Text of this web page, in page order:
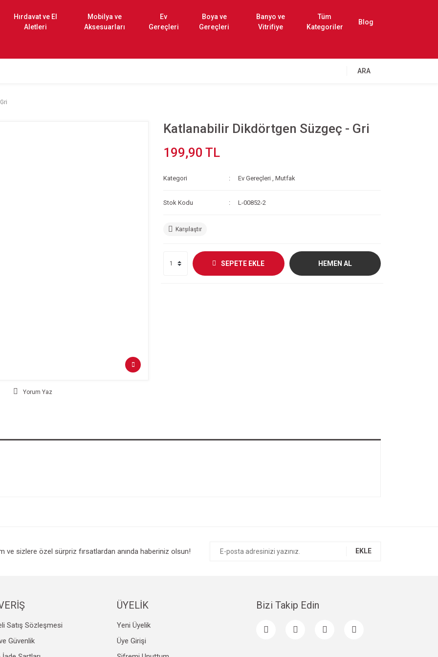
Hırdavat ve El
Aletleri
Mobilya ve
Aksesuarları
Ev
Gereçleri
Boya ve
Gereçleri
Banyo ve
Vitrifiye
Tüm
Kategoriler
Blog
ARA
Yorum Yaz
Katlanabilir Dikdörtgen Süzgeç - Gri
199,90 TL
Kategori Ev Gereçleri , Mutfak
Stok Kodu L-00852-2
Karşılaştır
SEPETE EKLE HEMEN AL
ve sizlere özel sürpriz fırsatlardan anında haberiniz olsun! EKLE
Satış Sözleşmesi
Güvenlik
ÜYELİK
Yeni Üyelik
Üye Girişi
Bizi Takip Edin